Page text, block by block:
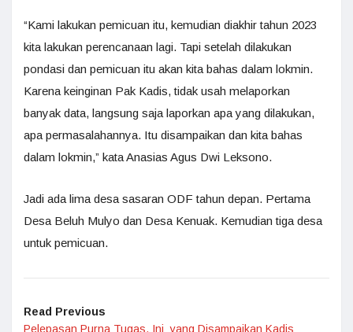
“Kami lakukan pemicuan itu, kemudian diakhir tahun 2023
kita lakukan perencanaan lagi. Tapi setelah dilakukan
pondasi dan pemicuan itu akan kita bahas dalam lokmin.
Karena keinginan Pak Kadis, tidak usah melaporkan
banyak data, langsung saja laporkan apa yang dilakukan,
apa permasalahannya. Itu disampaikan dan kita bahas
dalam lokmin,” kata Anasias Agus Dwi Leksono.
Jadi ada lima desa sasaran ODF tahun depan. Pertama
Desa Beluh Mulyo dan Desa Kenuak. Kemudian tiga desa
untuk pemicuan.
Read Previous
Pelepasan Purna Tugas, Ini yang Disampaikan Kadis